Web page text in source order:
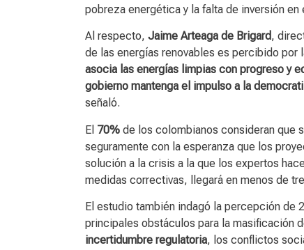
pobreza energética y la falta de inversión
Al respecto, Jaime Arteaga de Brigard,
de las energías renovables es percibido
asocia las energías limpias con progreso y
gobierno mantenga el impulso a la
señaló.
El 70% de los colombianos consideran que
seguramente con la esperanza que los
solución a la crisis a la que los expertos
medidas correctivas, llegará en menos de
El estudio también indagó la percepción
principales obstáculos para la masificación
incertidumbre regulatoria, los conflictos